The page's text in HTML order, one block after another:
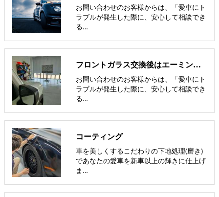
お問い合わせのお客様からは、「愛車にト
ラブルが発生した際に、安心して相談でき
る…
フロントガラス交換後はエーミング(ブレーキカメラ調整)が必須です。
お問い合わせのお客様からは、「愛車にト
ラブルが発生した際に、安心して相談でき
る…
コーティング
車を美しくするこだわりの下地処理(磨き)
であなたの愛車を新車以上の輝きに仕上げ
ま…